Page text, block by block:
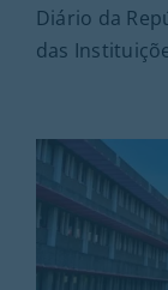
Diário da
das